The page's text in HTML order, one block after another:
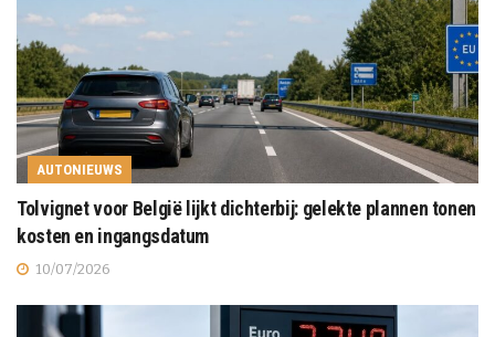
AUTONIEUWS
Tolvignet voor België lijkt dichterbij: gelekte plannen tonen
kosten en ingangsdatum
10/07/2026